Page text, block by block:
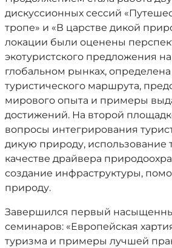
дискуссионных сессий
тропе» и «В царстве дикой
локации были оценены
экотуристского предложения
глобальном рынках,
туристического маршрута,
мирового опыта и примеры
достижений. На второй
вопросы интегрирования
дикую природу, использование
качестве драйвера
создание инфраструктуры,
природу.
Завершился первый
семинаров: «Европейская
туризма и примеры лучшей